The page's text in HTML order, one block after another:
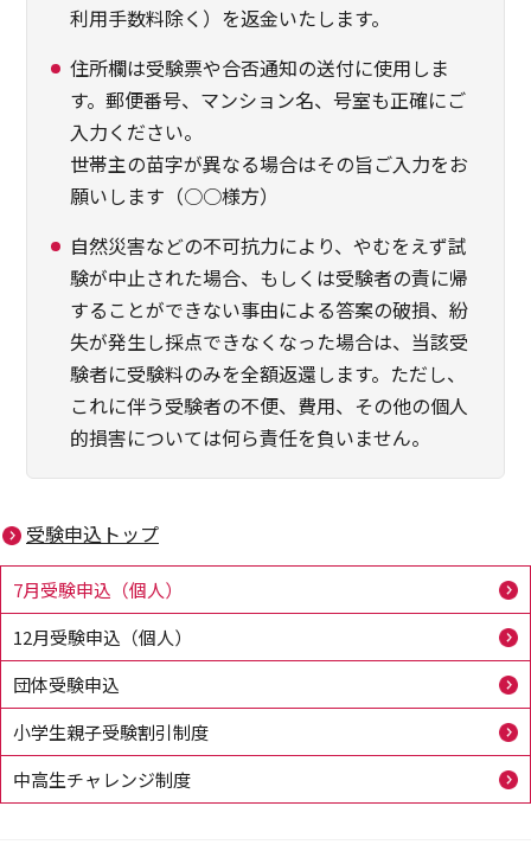
利用手数料除く）を返金いたします。
住所欄は受験票や合否通知の送付に使用しま
す。郵便番号、マンション名、号室も正確にご
入力ください。
世帯主の苗字が異なる場合はその旨ご入力をお
願いします（○○様方）
自然災害などの不可抗力により、やむをえず試
験が中止された場合、もしくは受験者の責に帰
することができない事由による答案の破損、紛
失が発生し採点できなくなった場合は、当該受
験者に受験料のみを全額返還します。ただし、
これに伴う受験者の不便、費用、その他の個人
的損害については何ら責任を負いません。
受験申込トップ
7月受験申込（個人）
12月受験申込（個人）
団体受験申込
小学生親子受験割引制度
中高生チャレンジ制度